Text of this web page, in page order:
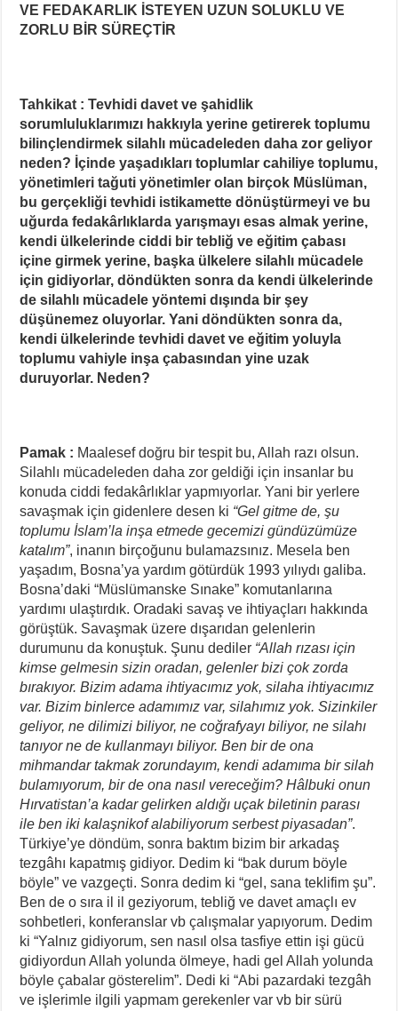
VE FEDAKARLIK İSTEYEN UZUN SOLUKLU VE
ZORLU BİR SÜREÇTİR
Tahkikat : Tevhidi davet ve şahidlik
sorumluluklarımızı hakkıyla yerine getirerek toplumu
bilinçlendirmek silahlı mücadeleden daha zor geliyor
neden? İçinde yaşadıkları toplumlar cahiliye toplumu,
yönetimleri tağuti yönetimler olan birçok Müslüman,
bu gerçekliği tevhidi istikamette dönüştürmeyi ve bu
uğurda fedakârlıklarda yarışmayı esas almak yerine,
kendi ülkelerinde ciddi bir tebliğ ve eğitim çabası
içine girmek yerine, başka ülkelere silahlı mücadele
için gidiyorlar, döndükten sonra da kendi ülkelerinde
de silahlı mücadele yöntemi dışında bir şey
düşünemez oluyorlar. Yani döndükten sonra da,
kendi ülkelerinde tevhidi davet ve eğitim yoluyla
toplumu vahiyle inşa çabasından yine uzak
duruyorlar. Neden?
Pamak : Maalesef doğru bir tespit bu, Allah razı olsun.
Silahlı mücadeleden daha zor geldiği için insanlar bu
konuda ciddi fedakârlıklar yapmıyorlar. Yani bir yerlere
savaşmak için gidenlere desen ki “Gel gitme de, şu
toplumu İslam’la inşa etmede gecemizi gündüzümüze
katalım”, inanın birçoğunu bulamazsınız. Mesela ben
yaşadım, Bosna’ya yardım götürdük 1993 yılıydı galiba.
Bosna’daki “Müslümanske Sınake” komutanlarına
yardımı ulaştırdık. Oradaki savaş ve ihtiyaçları hakkında
görüştük. Savaşmak üzere dışarıdan gelenlerin
durumunu da konuştuk. Şunu dediler “Allah rızası için
kimse gelmesin sizin oradan, gelenler bizi çok zorda
bırakıyor. Bizim adama ihtiyacımız yok, silaha ihtiyacımız
var. Bizim binlerce adamımız var, silahımız yok. Sizinkiler
geliyor, ne dilimizi biliyor, ne coğrafyayı biliyor, ne silahı
tanıyor ne de kullanmayı biliyor. Ben bir de ona
mihmandar takmak zorundayım, kendi adamıma bir silah
bulamıyorum, bir de ona nasıl vereceğim? Hâlbuki onun
Hırvatistan’a kadar gelirken aldığı uçak biletinin parası
ile ben iki kalaşnikof alabiliyorum serbest piyasadan”.
Türkiye’ye döndüm, sonra baktım bizim bir arkadaş
tezgâhı kapatmış gidiyor. Dedim ki “bak durum böyle
böyle” ve vazgeçti. Sonra dedim ki “gel, sana teklifim şu”.
Ben de o sıra il il geziyorum, tebliğ ve davet amaçlı ev
sohbetleri, konferanslar vb çalışmalar yapıyorum. Dedim
ki “Yalnız gidiyorum, sen nasıl olsa tasfiye ettin işi gücü
gidiyordun Allah yolunda ölmeye, hadi gel Allah yolunda
böyle çabalar gösterelim”. Dedi ki “Abi pazardaki tezgâh
ve işlerimle ilgili yapmam gerekenler var vb bir sürü